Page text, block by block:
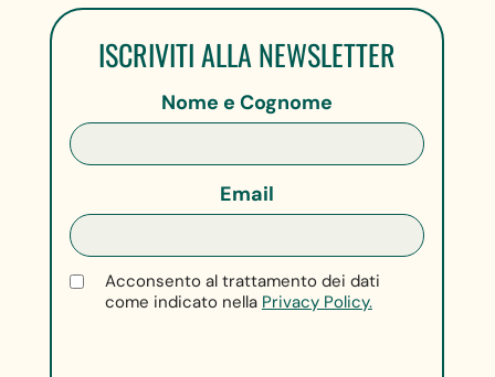
ISCRIVITI ALLA NEWSLETTER
Nome e Cognome
Email
Acconsento al trattamento dei dati
come indicato nella Privacy Policy.